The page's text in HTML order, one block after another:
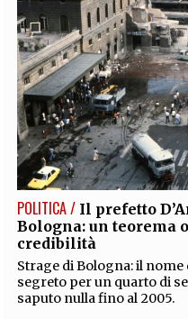
POLITICA / Il prefetto
Bologna: un
credibilità
Strage di Bologna: il
segreto per un quarto di
saputo nulla fino al 2005.